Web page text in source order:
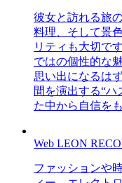
彼女と訪れる旅
料理、そして景
リティも大切で
ではの個性的な
思い出になるは
間を演出する“
た中から自信を
Web LEON
ファッションや